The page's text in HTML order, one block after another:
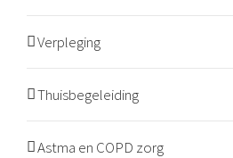
Verpleging
Thuisbegeleiding
Astma en COPD zorg